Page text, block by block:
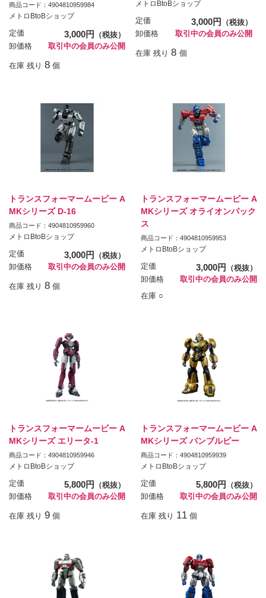
商品コード：4904810959984
メトロBtoBショップ
定価 3,000円
（税抜）
卸価格
取引中の会員のみ公開
在庫 残り 8 個
メトロBtoBショップ
定価 3,000円
（税抜）
卸価格
取引中の会員のみ公開
在庫 残り 8 個
トランスフォーマームービー A
MKシリーズ D-16
商品コード：4904810959960
メトロBtoBショップ
定価 3,000円
（税抜）
卸価格
取引中の会員のみ公開
在庫 残り 8 個
トランスフォーマームービー A
MKシリーズ オライオンパック
ス
商品コード：4904810959953
メトロBtoBショップ
定価 3,000円
（税抜）
卸価格
取引中の会員のみ公開
在庫 ○
トランスフォーマームービー A
MKシリーズ エリータ-1
商品コード：4904810959946
メトロBtoBショップ
定価 5,800円
（税抜）
卸価格
取引中の会員のみ公開
在庫 残り 9 個
トランスフォーマームービー A
MKシリーズ バンブルビー
商品コード：4904810959939
メトロBtoBショップ
定価 5,800円
（税抜）
卸価格
取引中の会員のみ公開
在庫 残り 11 個